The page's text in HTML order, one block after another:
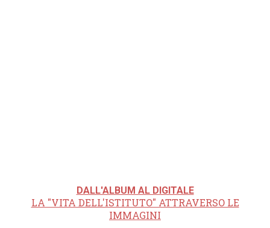
DALL'ALBUM AL DIGITALE
LA "VITA DELL'ISTITUTO" ATTRAVERSO LE
IMMAGINI